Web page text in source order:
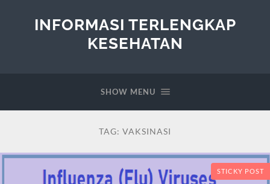
INFORMASI TERLENGKAP
KESEHATAN
SHOW MENU
TAG: VAKSINASI
STICKY POST